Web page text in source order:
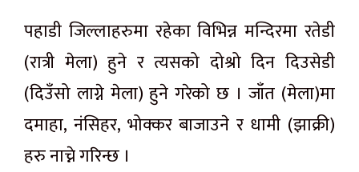
पहाडी जिल्लाहरुमा रहेका विभिन्न मन्दिरमा रतेडी
(रात्री मेला) हुने र त्यसको दोश्रो दिन दिउसेडी
(दिउँसो लाग्ने मेला) हुने गरेको छ । जाँत (मेला)मा
दमाहा, नंसिहर, भोक्कर बाजाउने र धामी (झाक्री)
हरु नाच्ने गरिन्छ ।